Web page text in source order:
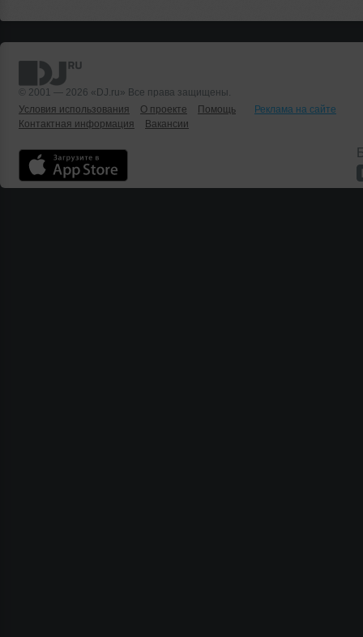
© 2001 — 2026 «DJ.ru» Все права защищены.
Условия использования
О проекте Помощь
Реклама на сайте
Контактная информация
Вакансии